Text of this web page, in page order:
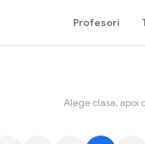
Profesori
Alege clasa,